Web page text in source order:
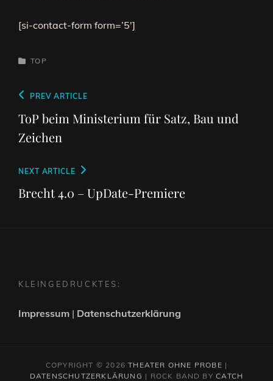
[si-contact-form form=’5′]
CATEGORIES
TOP
Beitragsnavigation
Previous
Post
PREV ARTICLE
ToP beim Ministerium für Satz, Bau und
Zeichen
Next
Post
NEXT ARTICLE
Brecht 4.0 – UpDate-Premiere
KLEINGEDRUCKTES:
Impressum | Datenschutzerklärung
COPYRIGHT © 2026THEATER OHNE PROBE |
DATENSCHUTZERKLÄRUNG | ROCK BAND BYCATCH